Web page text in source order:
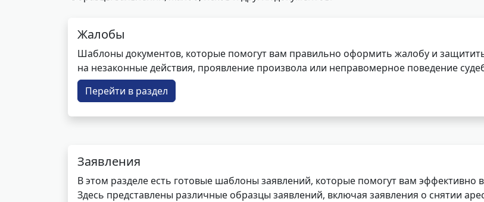
Жалобы
Шаблоны документов, которые помогут вам правильно оформить жалобу и
на незаконные действия, проявление произвола или неправомерное поведение
Перейти в раздел
Заявления
В этом разделе есть готовые шаблоны заявлений, которые помогут вам эффективно
Здесь представлены различные образцы заявлений, включая заявления о снятии